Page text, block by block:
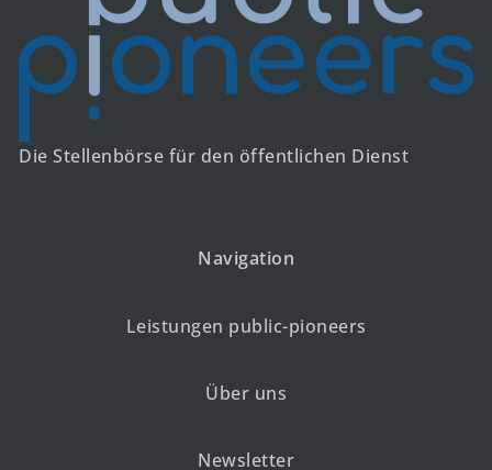
Die Stellenbörse für den öffentlichen Dienst
Navigation
Leistungen public-pioneers
Über uns
Newsletter